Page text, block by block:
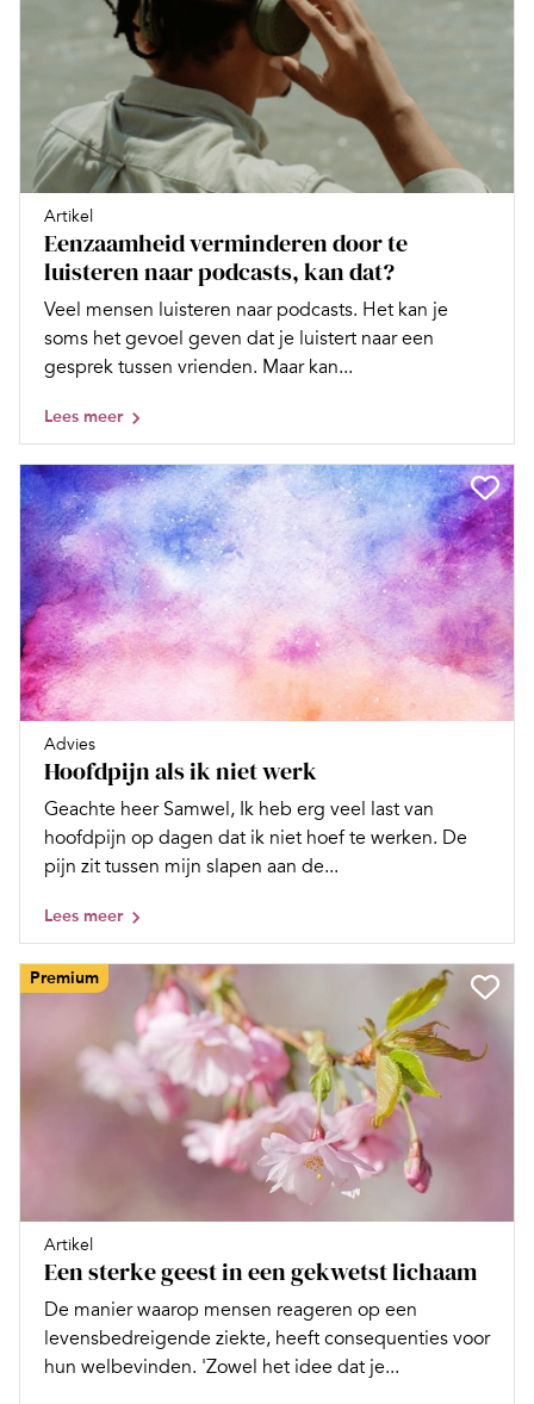
Artikel
Eenzaamheid verminderen door te
luisteren naar podcasts, kan dat?
Veel mensen luisteren naar podcasts. Het kan je
soms het gevoel geven dat je luistert naar een
gesprek tussen vrienden. Maar kan...
Lees meer
Advies
Hoofdpijn als ik niet werk
Geachte heer Samwel, Ik heb erg veel last van
hoofdpijn op dagen dat ik niet hoef te werken. De
pijn zit tussen mijn slapen aan de...
Lees meer
Premium
Artikel
Een sterke geest in een gekwetst lichaam
De manier waarop mensen reageren op een
levensbedreigende ziekte, heeft consequenties voor
hun welbevinden. 'Zowel het idee dat je...